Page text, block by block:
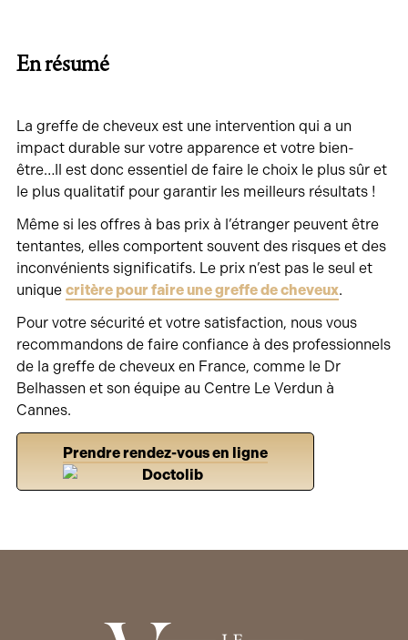
En résumé
La greffe de cheveux est une intervention qui a un
impact durable sur votre apparence et votre bien-
être…Il est donc essentiel de faire le choix le plus sûr et
le plus qualitatif pour garantir les meilleurs résultats !
Même si les offres à bas prix à l’étranger peuvent être
tentantes, elles comportent souvent des risques et des
inconvénients significatifs. Le prix n’est pas le seul et
unique critère pour faire une greffe de cheveux.
Pour votre sécurité et votre satisfaction, nous vous
recommandons de faire confiance à des professionnels
de la greffe de cheveux en France, comme le Dr
Belhassen et son équipe au Centre Le Verdun à
Cannes.
Prendre rendez-vous en ligne